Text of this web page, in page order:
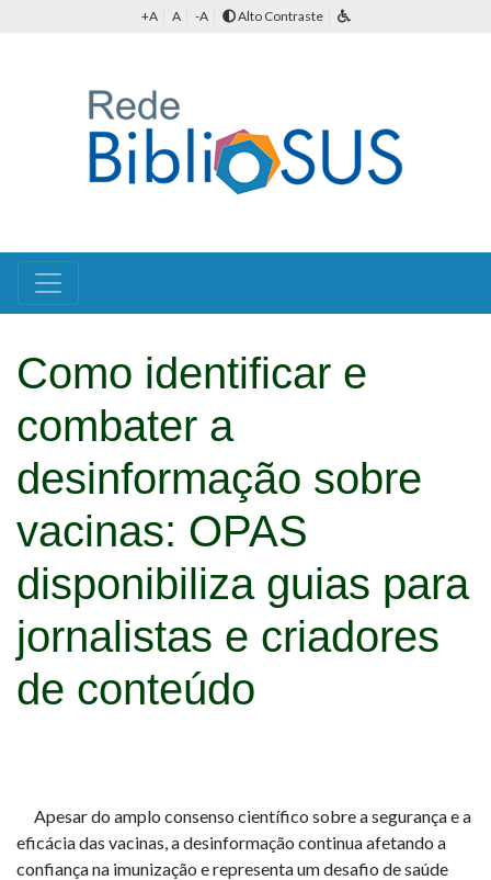
+A A -A Alto Contraste
Como identificar e
combater a
desinformação sobre
vacinas: OPAS
disponibiliza guias para
jornalistas e criadores
de conteúdo
Apesar do amplo consenso científico sobre a segurança e a
eficácia das vacinas, a desinformação continua afetando a
confiança na imunização e representa um desafio de saúde